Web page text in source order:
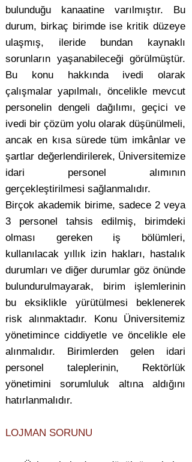
bulunduğu kanaatine varılmıştır. Bu
durum, birkaç birimde ise kritik düzeye
ulaşmış, ileride bundan kaynaklı
sorunların yaşanabileceği görülmüştür.
Bu konu hakkında ivedi olarak
çalışmalar yapılmalı, öncelikle mevcut
personelin dengeli dağılımı, geçici ve
ivedi bir çözüm yolu olarak düşünülmeli,
ancak en kısa sürede tüm imkânlar ve
şartlar değerlendirilerek, Üniversitemize
idari personel alımının
gerçekleştirilmesi sağlanmalıdır.
Birçok akademik birime, sadece 2 veya
3 personel tahsis edilmiş, birimdeki
olması gereken iş bölümleri,
kullanılacak yıllık izin hakları, hastalık
durumları ve diğer durumlar göz önünde
bulundurulmayarak, birim işlemlerinin
bu eksiklikle yürütülmesi beklenerek
risk alınmaktadır. Konu Üniversitemiz
yönetimince ciddiyetle ve öncelikle ele
alınmalıdır. Birimlerden gelen idari
personel taleplerinin, Rektörlük
yönetimini sorumluluk altına aldığını
hatırlanmalıdır.
LOJMAN SORUNU